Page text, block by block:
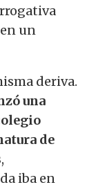
un
deriva.
una
de
,
iba en